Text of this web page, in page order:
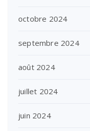
octobre 2024
septembre 2024
août 2024
juillet 2024
juin 2024